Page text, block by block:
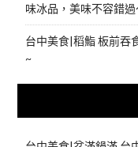
味冰品，美味不容錯過
台中美食|稻鮨 板前吞
~